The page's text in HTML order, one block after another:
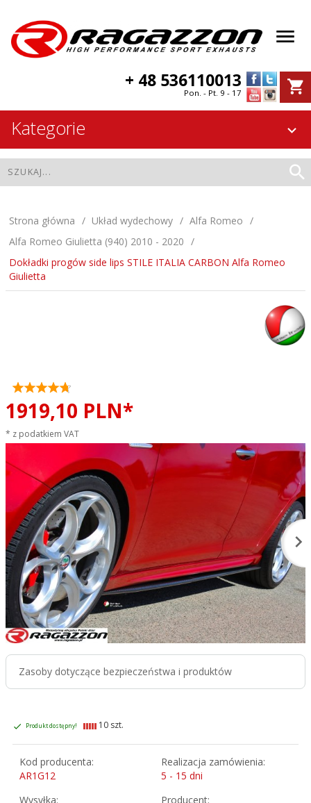
+ 48 536110013
Pon. - Pt. 9 - 17
Kategorie
Strona główna Układ wydechowy
Alfa Romeo
Alfa Romeo Giulietta (940) 2010 - 2020
Dokładki progów side lips STILE ITALIA CARBON Alfa Romeo
Giulietta
1919,10 PLN*
* z podatkiem VAT
Zasoby dotyczące bezpieczeństwa i produktów
Produkt dostępny! 10 szt.
Kod producenta:
AR1G12
Realizacja zamówienia:
5 - 15 dni
Wysyłka:
Producent: